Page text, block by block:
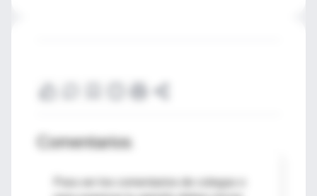
Comentarios
Para ver los comentarios de colegas o